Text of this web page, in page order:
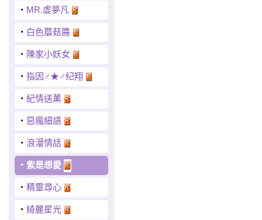
‧ MR.虛夢凡
‧ 白色蘑菇醬
‧ 陳家小妖女
‧ 指因♂★♂纪翔
‧ 紀情送薰
‧ 惡魔細語
‧ 浪漫情話
‧ 紫是想愛
‧ 精靈尋心
‧ 綺麗星光